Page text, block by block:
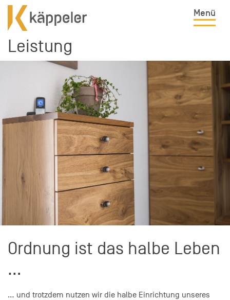
Menü
Leistung
Ordnung ist das halbe Leben
…
… und trotzdem nutzen wir die halbe Einrichtung unseres